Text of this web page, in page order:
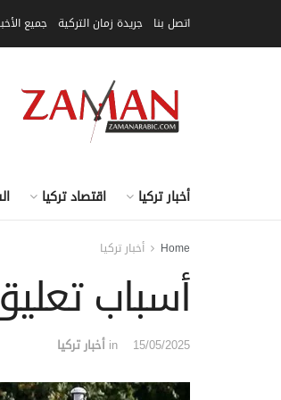
اتصل بنا جريدة زمان التركية جميع
أخبار تركيا اقتصاد تركيا
Home أخبار تركيا
أسباب
15/05/2025
in أخبار تركيا